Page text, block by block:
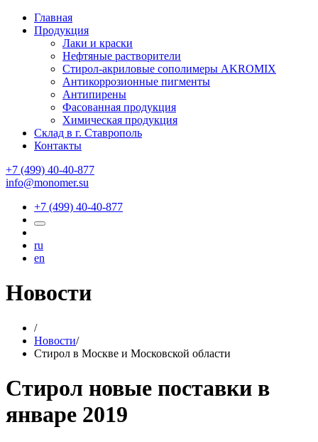
Главная
Продукция
Лаки и краски
Нефтяные растворители
Стирол-акриловые сополимеры AKROMIX
Антикоррозионные пигменты
Антипирены
Фасованная продукция
Химическая продукция
Склад в г. Ставрополь
Контакты
+7 (499) 40-40-877
info@monomer.su
+7 (499) 40-40-877
ru
en
Новости
/
Новости/
Стирол в Москве и Московской области
Стирол новые поставки в
январе 2019